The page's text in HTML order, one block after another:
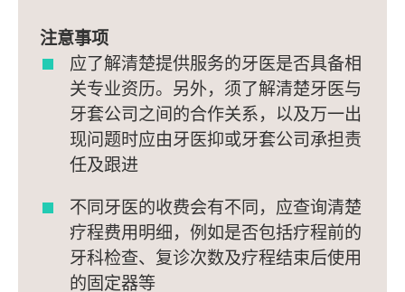
注意事项
应了解清楚提供服务的牙医是否具备相
关专业资历。另外，须了解清楚牙医与
牙套公司之间的合作关系，以及万一出
现问题时应由牙医抑或牙套公司承担责
任及跟进
不同牙医的收费会有不同，应查询清楚
疗程费用明细，例如是否包括疗程前的
牙科检查、复诊次数及疗程结束后使用
的固定器等